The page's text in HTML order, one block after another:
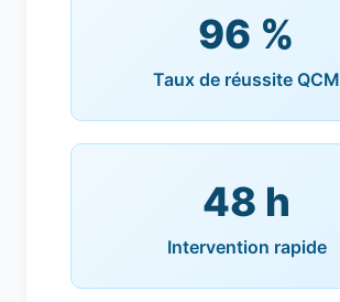
96 %
Taux de réussite QCM
48 h
Intervention rapide